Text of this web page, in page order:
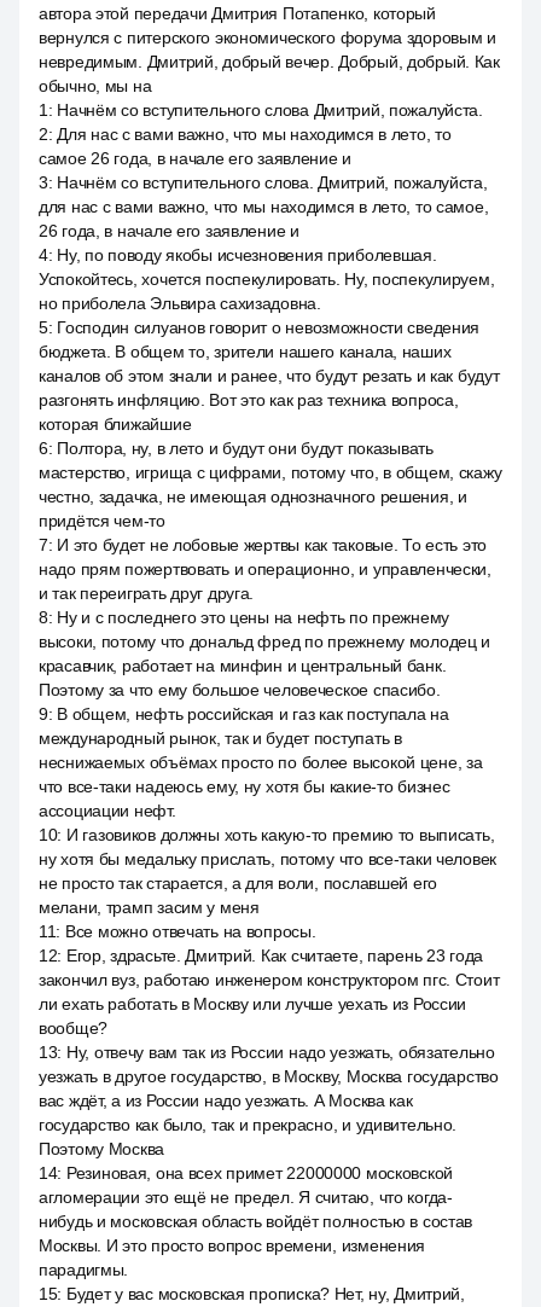
автора этой передачи Дмитрия Потапенко, который
вернулся с питерского экономического форума здоровым и
невредимым. Дмитрий, добрый вечер. Добрый, добрый. Как
обычно, мы на
1 : Начнём со вступительного слова Дмитрий, пожалуйста.
2: Для нас с вами важно, что мы находимся в лето, то
самое 26 года, в начале его заявление и
3: Начнём со вступительного слова. Дмитрий, пожалуйста,
для нас с вами важно, что мы находимся в лето, то самое,
26 года, в начале его заявление и
4: Ну, по поводу якобы исчезновения приболевшая.
Успокойтесь, хочется поспекулировать. Ну, поспекулируем,
но приболела Эльвира сахизадовна.
5: Господин силуанов говорит о невозможности сведения
бюджета. В общем то, зрители нашего канала, наших
каналов об этом знали и ранее, что будут резать и как будут
разгонять инфляцию. Вот это как раз техника вопроса,
которая ближайшие
6: Полтора, ну, в лето и будут они будут показывать
мастерство, игрища с цифрами, потому что, в общем, скажу
честно, задачка, не имеющая однозначного решения, и
придётся чем-то
7: И это будет не лобовые жертвы как таковые. То есть это
надо прям пожертвовать и операционно, и управленчески,
и так переиграть друг друга.
8: Ну и с последнего это цены на нефть по прежнему
высоки, потому что дональд фред по прежнему молодец и
красавчик, работает на минфин и центральный банк.
Поэтому за что ему большое человеческое спасибо.
9: В общем, нефть российская и газ как поступала на
международный рынок, так и будет поступать в
неснижаемых объёмах просто по более высокой цене, за
что все-таки надеюсь ему, ну хотя бы какие-то бизнес
ассоциации нефт.
10: И газовиков должны хоть какую-то премию то выписать,
ну хотя бы медальку прислать, потому что все-таки человек
не просто так старается, а для воли, пославшей его
мелани, трамп засим у меня
11: Все можно отвечать на вопросы.
12: Егор, здрасьте. Дмитрий. Как считаете, парень 23 года
закончил вуз, работаю инженером конструктором пгс. Стоит
ли ехать работать в Москву или лучше уехать из России
вообще?
13: Ну, отвечу вам так из России надо уезжать, обязательно
уезжать в другое государство, в Москву, Москва государство
вас ждёт, а из России надо уезжать. А Москва как
государство как было, так и прекрасно, и удивительно.
Поэтому Москва
14: Резиновая, она всех примет 22000000 московской
агломерации это ещё не предел. Я считаю, что когда-
нибудь и московская область войдёт полностью в состав
Москвы. И это просто вопрос времени, изменения
парадигмы.
15: Будет у вас московская прописка? Нет, ну, Дмитрий,